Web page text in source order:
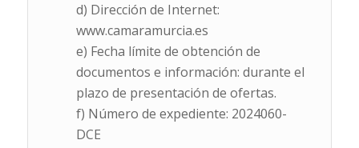
d) Dirección de Internet:
www.camaramurcia.es
e) Fecha límite de obtención de
documentos e información: durante el
plazo de presentación de ofertas.
f) Número de expediente: 2024060-
DCE